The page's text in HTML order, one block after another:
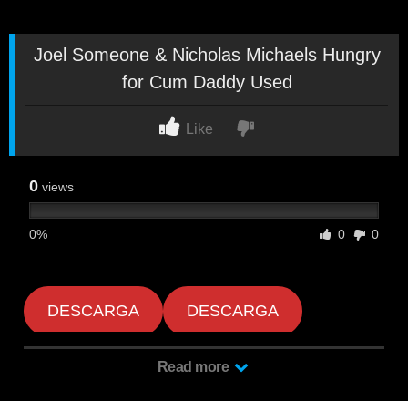
Joel Someone & Nicholas Michaels Hungry
for Cum Daddy Used
Like
0 views
0% 0 0
DESCARGA DESCARGA
Read more